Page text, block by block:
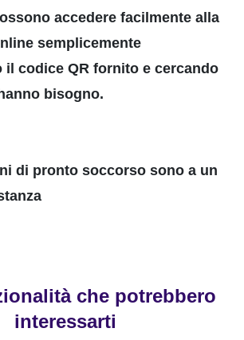
accedere facilmente alla
semplicemente
il codice QR fornito e cercando
bisogno.
di pronto soccorso sono a un
che potrebbero
interessarti